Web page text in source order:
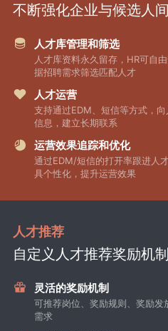
不断强化企业与候选人
人才库管理和筛选
人才库资料永久留存，HR可自
据招聘需求筛选匹配人才
人才运营
支持通过EDM、短信等方式，
信息，建立长期联系
运营效果追踪和优化
通过EDM/短信的打开率跟进人
具个性化，提升运营效果
人才推荐
自定义人才推荐奖励机
灵活的奖励机制
可推荐岗位、奖励规则、奖励发
需求